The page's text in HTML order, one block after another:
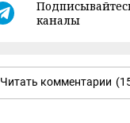
каналы
Читать комментарии